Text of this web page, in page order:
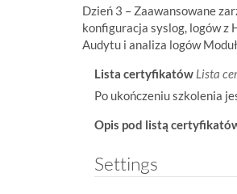
Dzień 3 – Zaawansowane
konfiguracja syslog, logów z
Audytu i analiza logów
Lista certyfikatów Lista
Po ukończeniu szkolenia
Opis pod listą
Settings